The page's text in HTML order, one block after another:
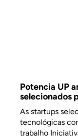
Potencia UP
selecionados
As startups
tecnológicas
trabalho